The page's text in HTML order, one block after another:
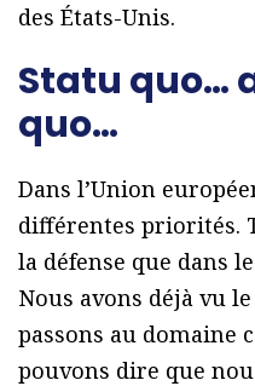
des États-Unis.
Statu quo…
quo…
Dans l’Union
différentes priorités.
la défense que dans
Nous avons déjà vu
passons au domaine
pouvons dire que